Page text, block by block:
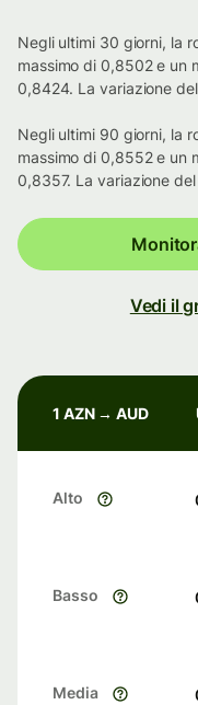
Negli ultimi 30 giorni, la
massimo di 0,8502 e un
0,8424. La variazione
Negli ultimi 90 giorni, la
massimo di 0,8552 e un
0,8357. La variazione
Vedi il
1 AZN → AUD
Alto
Basso
Media